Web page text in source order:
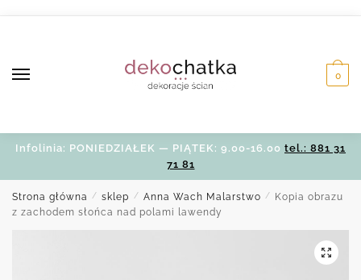
0
Infolinia: PONIEDZIAŁEK — PIĄTEK: 9.00-16.00 tel.: 881 31
71 81
Strona główna / sklep / Anna Wach Malarstwo /
Kopia obrazu
z zachodem słońca nad polami lawendy